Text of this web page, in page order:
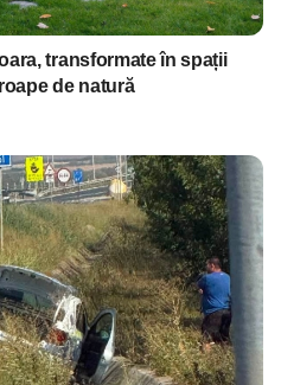
transformate în spații
de natură